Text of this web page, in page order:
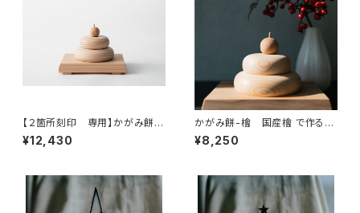
【２箇所刻印 専用】かがみ餅-
栂 国産栂（ツガ）
¥12,430
かがみ餅-檜 国産檜 で作る鏡
餅
¥8,250